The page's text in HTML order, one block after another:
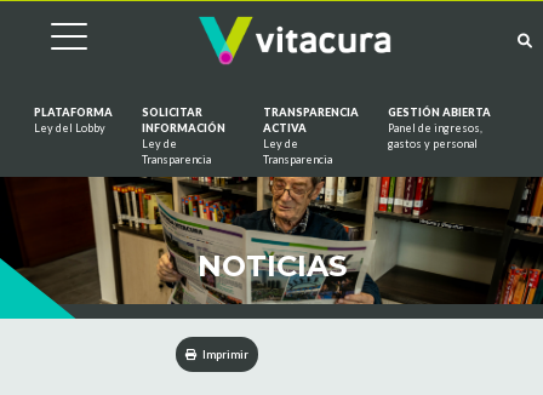
PLATAFORMA
Ley del Lobby
SOLICITAR
INFORMACIÓN
Ley de
Transparencia
TRANSPARENCIA
ACTIVA
Ley de
Transparencia
GESTIÓN ABIERTA
Panel de ingresos,
gastos y personal
NOTICIAS
Imprimir